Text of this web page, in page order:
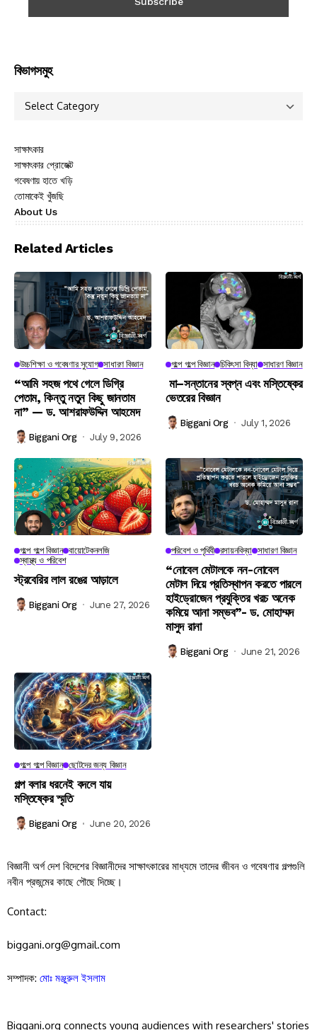
বিভাগসমুহ
সাক্ষাৎকার
সাক্ষাৎকার প্রোজেক্ট
গবেষণায় হাতে খড়ি
তোমাকেই খুঁজছি
About Us
Related Articles
উচ্চশিক্ষা ও গবেষণার সুযোগ সাধারণ বিজ্ঞান
“আমি সহজ পথে গেলে ডিগ্রি
পেতাম, কিন্তু নতুন কিছু জানতাম
না” — ড. আশরাফউদ্দিন আহমেদ
Biggani Org July 9, 2026
গল্পে গল্পে বিজ্ঞান চিকিৎসা বিদ্যা সাধারণ বিজ্ঞান
মা–সন্তানের স্বপ্ন এবং মস্তিষ্কের
ভেতরের বিজ্ঞান
Biggani Org July 1, 2026
গল্পে গল্পে বিজ্ঞান বায়োটেকনলজি
স্বাস্থ্য ও পরিবেশ
স্ট্রবেরির লাল রঙের আড়ালে
Biggani Org June 27, 2026
পরিবেশ ও পৃথিবী রসায়নবিদ্যা সাধারণ বিজ্ঞান
“নোবেল মেটালকে নন-নোবেল
মেটাল দিয়ে প্রতিস্থাপন করতে পারলে
হাইড্রোজেন প্রযুক্তির খরচ অনেক
কমিয়ে আনা সম্ভব”- ড. মোহাম্মদ
মাসুদ রানা
Biggani Org June 21, 2026
গল্পে গল্পে বিজ্ঞান ছোটদের জন্য বিজ্ঞান
গল্প বলার ধরনেই বদলে যায়
মস্তিষ্কের স্মৃতি
Biggani Org June 20, 2026
বিজ্ঞানী অর্গ দেশ বিদেশের বিজ্ঞানীদের সাক্ষাৎকারের মাধ্যমে তাদের জীবন ও গবেষণার গল্পগুলি
নবীন প্রজন্মের কাছে পৌছে দিচ্ছে।
Contact:
biggani.org@gmail.com
সম্পাদক: মোঃ মঞ্জুরুল ইসলাম
Biggani.org connects young audiences with researchers' stories